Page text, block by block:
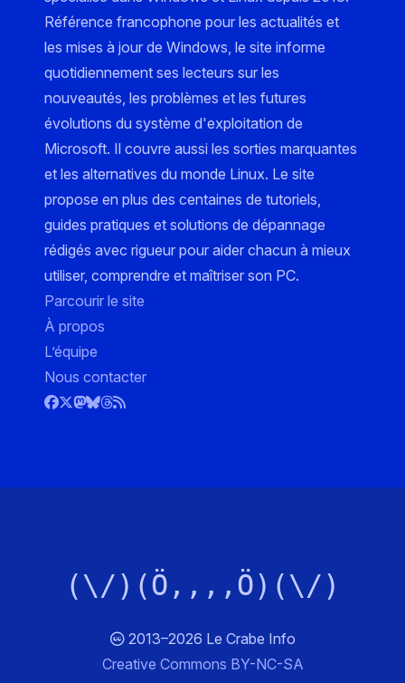
Référence francophone pour les actualités et
les mises à jour de Windows, le site informe
quotidiennement ses lecteurs sur les
nouveautés, les problèmes et les futures
évolutions du système d'exploitation de
Microsoft. Il couvre aussi les sorties marquantes
et les alternatives du monde Linux. Le site
propose en plus des centaines de tutoriels,
guides pratiques et solutions de dépannage
rédigés avec rigueur pour aider chacun à mieux
utiliser, comprendre et maîtriser son PC.
Parcourir le site
À propos
L’équipe
Nous contacter
(\/)(Ö,,,,Ö)(\/)
2013–2026 Le Crabe Info
Creative Commons BY-NC-SA